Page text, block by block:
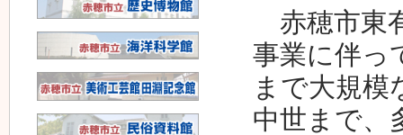
赤穂市東
事業に伴っ
まで大規模
中世まで、